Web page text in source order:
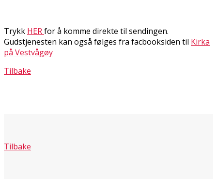
Trykk HERfor å komme direkte til sendingen.
Gudstjenesten kan også følges fra facbooksiden til Kirka
på Vestvågøy
Tilbake
Tilbake